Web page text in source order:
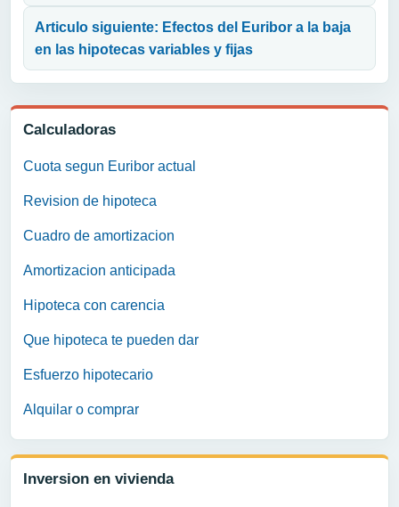
Calculadoras
Cuota segun Euribor actual
Revision de hipoteca
Cuadro de amortizacion
Amortizacion anticipada
Hipoteca con carencia
Que hipoteca te pueden dar
Esfuerzo hipotecario
Alquilar o comprar
Inversion en vivienda
Articulo siguiente: Efectos del Euribor a la baja
en las hipotecas variables y fijas